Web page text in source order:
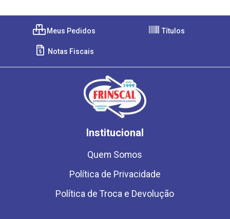
Meus Pedidos Títulos
Notas Fiscais
Institucional
Quem Somos
Política de Privacidade
Política de Troca e Devolução